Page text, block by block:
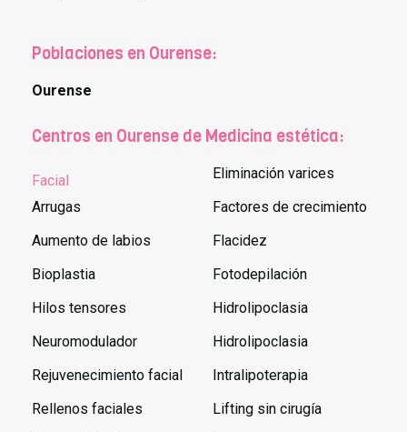
Poblaciones en Ourense:
Ourense
Centros en Ourense de Medicina estética:
Facial
Arrugas
Aumento de labios
Bioplastia
Hilos tensores
Neuromodulador
Rejuvenecimiento facial
Rellenos faciales
Eliminación varices
Factores de crecimiento
Flacidez
Fotodepilación
Hidrolipoclasia
Hidrolipoclasia
Intralipoterapia
Lifting sin cirugía